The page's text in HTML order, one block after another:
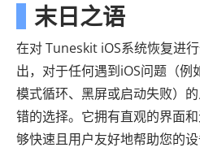
末日之语
在对 Tuneskit iOS系统恢复进
出，对于任何遇到iOS问题（
模式循环、黑屏或启动失败）
错的选择。它拥有直观的界面
够快速且用户友好地帮助您的设